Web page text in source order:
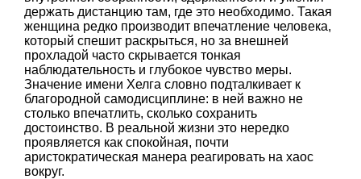
держать дистанцию там, где это необходимо. Такая
женщина редко производит впечатление человека,
который спешит раскрыться, но за внешней
прохладой часто скрывается тонкая
наблюдательность и глубокое чувство меры.
Значение имени Хелга словно подталкивает к
благородной самодисциплине: в ней важно не
столько впечатлить, сколько сохранить
достоинство. В реальной жизни это нередко
проявляется как спокойная, почти
аристократическая манера реагировать на хаос
вокруг.